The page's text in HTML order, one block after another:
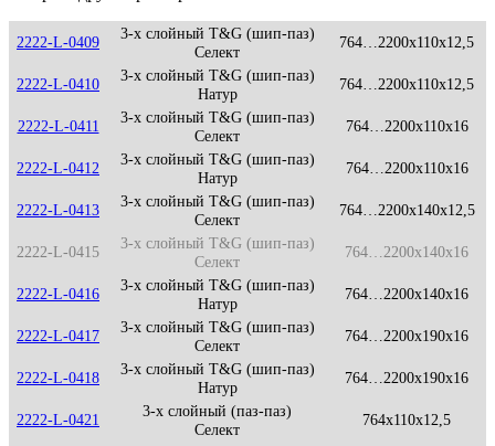
2222-L-0409
3-х слойный T&G (шип-паз)
Селект
764…2200x110x12,5
2222-L-0410
3-х слойный T&G (шип-паз)
Натур
764…2200x110x12,5
2222-L-0411
3-х слойный T&G (шип-паз)
Селект
764…2200x110x16
2222-L-0412
3-х слойный T&G (шип-паз)
Натур
764…2200x110x16
2222-L-0413
3-х слойный T&G (шип-паз)
Селект
764…2200x140x12,5
2222-L-0415
3-х слойный T&G (шип-паз)
Селект
764…2200x140x16
2222-L-0416
3-х слойный T&G (шип-паз)
Натур
764…2200x140x16
2222-L-0417
3-х слойный T&G (шип-паз)
Селект
764…2200x190x16
2222-L-0418
3-х слойный T&G (шип-паз)
Натур
764…2200x190x16
2222-L-0421
3-х слойный (паз-паз)
Селект
764x110x12,5